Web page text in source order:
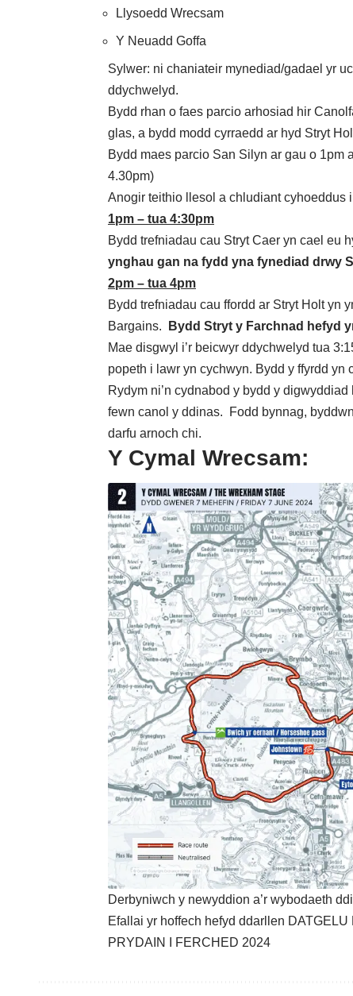
Llysoedd Wrecsam
Y Neuadd Goffa
Sylwer: ni chaniateir mynediad/gadael yr
ddychwelyd.
Bydd rhan o faes parcio arhosiad hir
glas, a bydd modd cyrraedd ar hyd Stryt
Bydd maes parcio San Silyn ar gau o 1pm
4.30pm)
Anogir teithio llesol a chludiant cyhoeddus
1pm – tua 4:30pm
Bydd trefniadau cau Stryt Caer yn cael eu
ynghau gan na fydd yna fynediad drwy
2pm – tua 4pm
Bydd trefniadau cau ffordd ar Stryt Holt yn
Bargains.
Bydd Stryt y Farchnad hefyd
Mae disgwyl i’r beicwyr ddychwelyd tua
popeth i lawr yn cychwyn. Bydd y ffyrdd yn
Rydym ni’n cydnabod y bydd y
fewn canol y ddinas. Fodd bynnag,
darfu arnoch chi.
Y Cymal Wrecsam:
Derbyniwch y newyddion a’r wybodaeth
Efallai yr hoffech hefyd ddarllen DATGELU
PRYDAIN I FERCHED 2024